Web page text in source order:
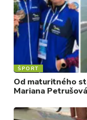
ŠPORT
Od maturitného
Mariana